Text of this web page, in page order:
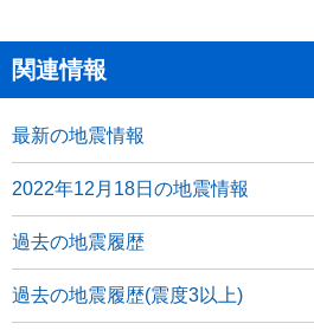
関連情報
最新の地震情報
2022年12月18日の地震情報
過去の地震履歴
過去の地震履歴(震度3以上)